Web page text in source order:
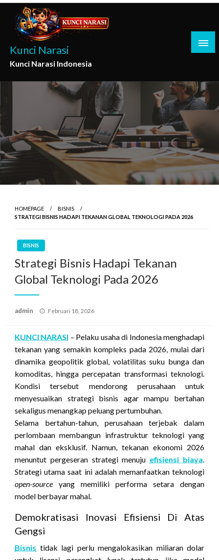
Skip
content
Kunci Narasi
Kunci Narasi Indonesia
HOMEPAGE
BISNIS
STRATEGI BISNIS HADAPI TEKANAN GLOBAL TEKNOLOGI PADA 2026
BISNIS
Strategi Bisnis Hadapi Tekanan
Global Teknologi Pada 2026
admin
Posted
Februari 18, 2026
KUNCI NARASI – Pelaku usaha di Indonesia menghadapi
tekanan yang semakin kompleks pada 2026, mulai dari
dinamika geopolitik global, volatilitas suku bunga dan
komoditas, hingga percepatan transformasi teknologi.
Kondisi tersebut mendorong perusahaan untuk
menyesuaikan strategi bisnis agar mampu bertahan
sekaligus menangkap peluang pertumbuhan.
Selama bertahun-tahun, perusahaan terjebak dalam
perlombaan membangun infrastruktur teknologi yang
mahal dan eksklusif. Namun, tekanan ekonomi 2026
menuntut pergeseran strategi menuju efisiensi biaya.
Strategi utama saat ini adalah memanfaatkan teknologi
open-source yang memiliki performa setara dengan
model berbayar mahal.
Demokratisasi Inovasi Efisiensi Di Atas
Gengsi
Bisnis tidak lagi perlu mengalokasikan miliaran dolar